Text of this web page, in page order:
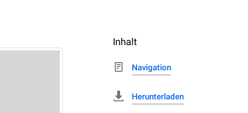
Inhalt
Navigation
Herunterladen